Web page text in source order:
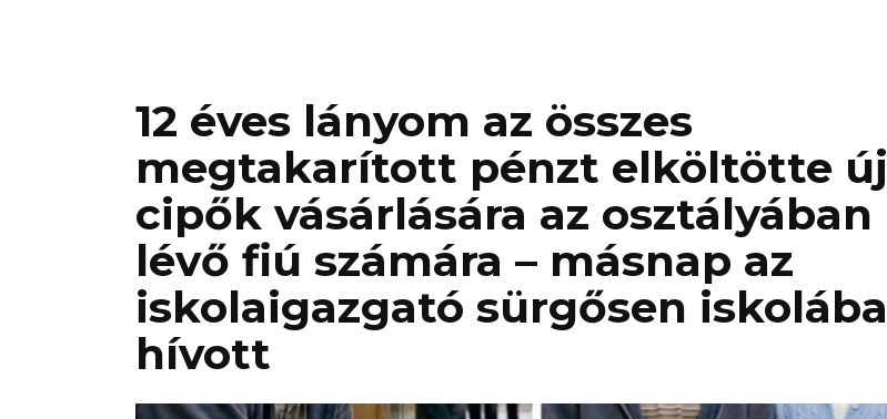
12 éves lányom az összes
megtakarított pénzt elköltötte új
cipők vásárlására az osztályában
lévő fiú számára – másnap az
iskolaigazgató sürgősen iskolába
hívott